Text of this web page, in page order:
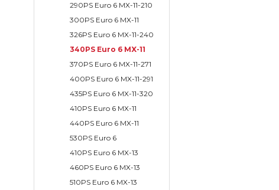
290PS Euro 6 MX-11-210
300PS Euro 6 MX-11
326PS Euro 6 MX-11-240
340PS Euro 6 MX-11
370PS Euro 6 MX-11-271
400PS Euro 6 MX-11-291
435PS Euro 6 MX-11-320
410PS Euro 6 MX-11
440PS Euro 6 MX-11
530PS Euro 6
410PS Euro 6 MX-13
460PS Euro 6 MX-13
510PS Euro 6 MX-13